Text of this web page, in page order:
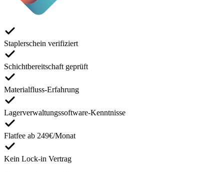
Staplerschein verifiziert
Schichtbereitschaft geprüft
Materialfluss-Erfahrung
Lagerverwaltungssoftware-Kenntnisse
Flatfee ab 249€/Monat
Kein Lock-in Vertrag